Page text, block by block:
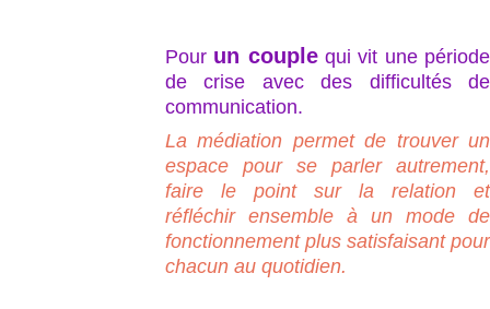
Pour un couplequi vit une période
de crise avec des difficultés de
communication.
La médiation permet de trouver un
espace pour se parler autrement,
faire le point sur la relation et
réfléchir ensemble à un mode de
fonctionnement plus satisfaisant pour
chacun au quotidien.